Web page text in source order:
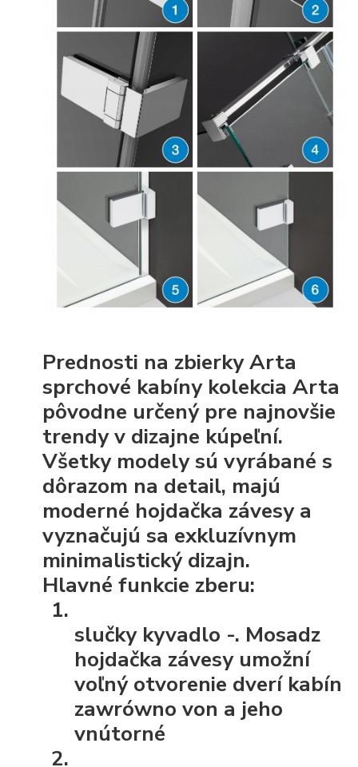
Prednosti na zbierky Arta
sprchové kabíny kolekcia Arta
pôvodne určený pre najnovšie
trendy v dizajne kúpeľní.
Všetky modely sú vyrábané s
dôrazom na detail, majú
moderné hojdačka závesy a
vyznačujú sa exkluzívnym
minimalistický dizajn.
Hlavné funkcie zberu:
slučky kyvadlo -. Mosadz
hojdačka závesy umožní
voľný otvorenie dverí kabín
zawrówno von a jeho
vnútorné